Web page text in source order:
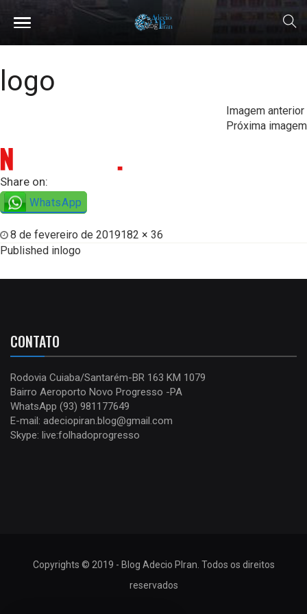
logo
Imagem anterior
Próxima imagem
Share on:
WhatsApp
8 de fevereiro de 2019182 × 36
Published inlogo
CONTATO
Rodovia Cuiaba/Santarém-BR 163 KM 1079
Bairro Aeroporto Novo Progresso -PA
WhatsApp (93) 981177649
E-mail: adeciopiran.blog@gmail.com
Skype: live:folhadoprogresso
Copyrights © 2019 - Blog Adecio PIran. Todos os direitos
reservados